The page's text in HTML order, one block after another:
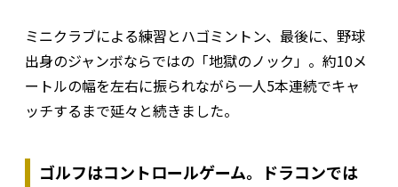
ミニクラブによる練習とハゴミントン、最後に、野球
出身のジャンボならではの「地獄のノック」。約10メ
ートルの幅を左右に振られながら一人5本連続でキャ
ッチするまで延々と続きました。
ゴルフはコントロールゲーム。ドラコンでは